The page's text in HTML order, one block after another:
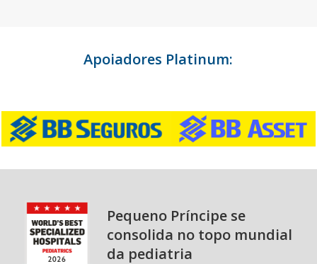
Apoiadores Platinum:
Pequeno Príncipe se
consolida no topo mundial
da pediatria